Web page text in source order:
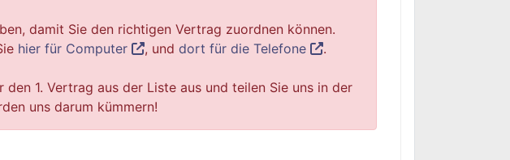
damit Sie den richtigen Vertrag zuordnen können.
hier für Computer , und dort für die Telefone .
1. Vertrag aus der Liste aus und teilen Sie uns in der
uns darum kümmern!